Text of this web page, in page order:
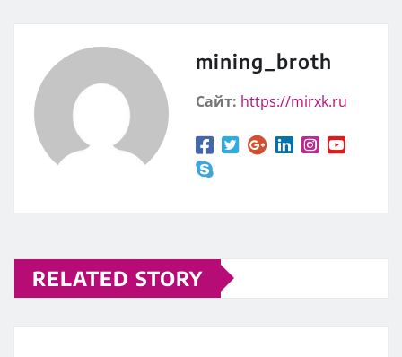
mining_broth
Сайт: https://mirxk.ru
RELATED STORY